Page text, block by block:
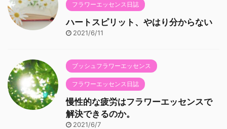
フラワーエッセンス日誌
ハートスピリット、やはり分からない
2021/6/11
ブッシュフラワーエッセンス
フラワーエッセンス日誌
慢性的な疲労はフラワーエッセンスで
解決できるのか。
2021/6/7